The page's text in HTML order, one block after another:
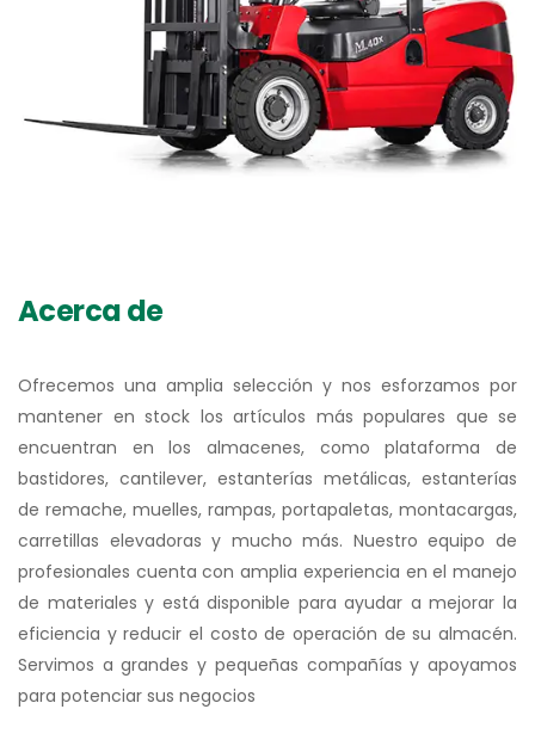
Acerca de
Ofrecemos una amplia selección y nos esforzamos por
mantener en stock los artículos más populares que se
encuentran en los almacenes, como plataforma de
bastidores, cantilever, estanterías metálicas, estanterías
de remache, muelles, rampas, portapaletas, montacargas,
carretillas elevadoras y mucho más. Nuestro equipo de
profesionales cuenta con amplia experiencia en el manejo
de materiales y está disponible para ayudar a mejorar la
eficiencia y reducir el costo de operación de su almacén.
Servimos a grandes y pequeñas compañías y apoyamos
para potenciar sus negocios